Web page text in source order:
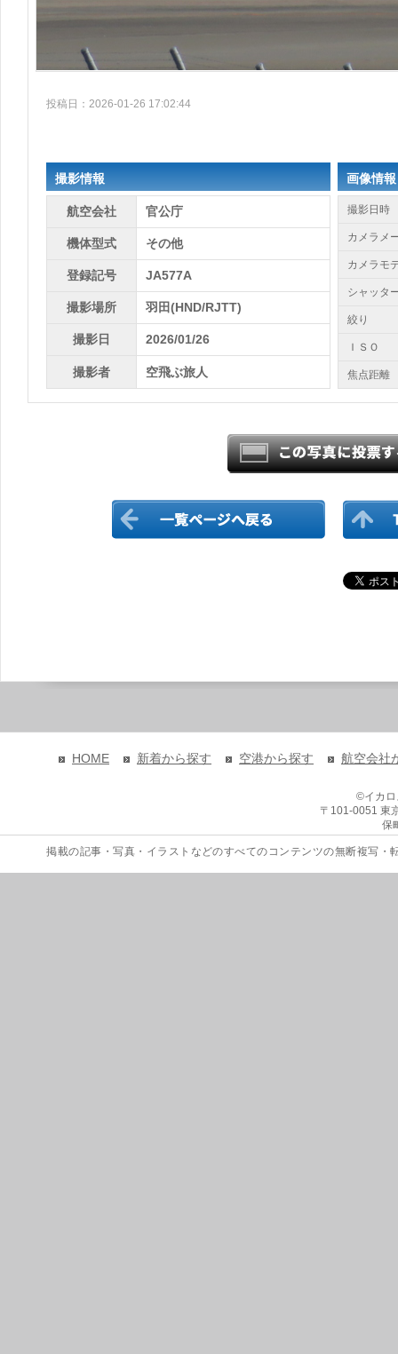
投稿日：2026-01-26 17:02:44
撮影情報
航空会社 官公庁
機体型式 その他
登録記号 JA577A
撮影場所 羽田(HND/RJTT)
撮影日 2026/01/26
撮影者 空飛ぶ旅人
画像情報
撮影日時
カメラメ
カメラモ
シャッタ
絞り
ＩＳＯ
焦点距離
HOME 新着から探す 空港から探す 航空会社
©イカ
〒101-0051 東
保
掲載の記事・写真・イラストなどのすべてのコンテンツの無断複